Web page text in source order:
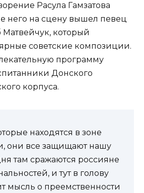
Расула Гамзатова
него на сцену вышел певец
который
советские композиции.
программу
Донского
корпуса.
находятся в зоне
они все защищают нашу
там сражаются россияне
и тут в голову
мысль о преемственности